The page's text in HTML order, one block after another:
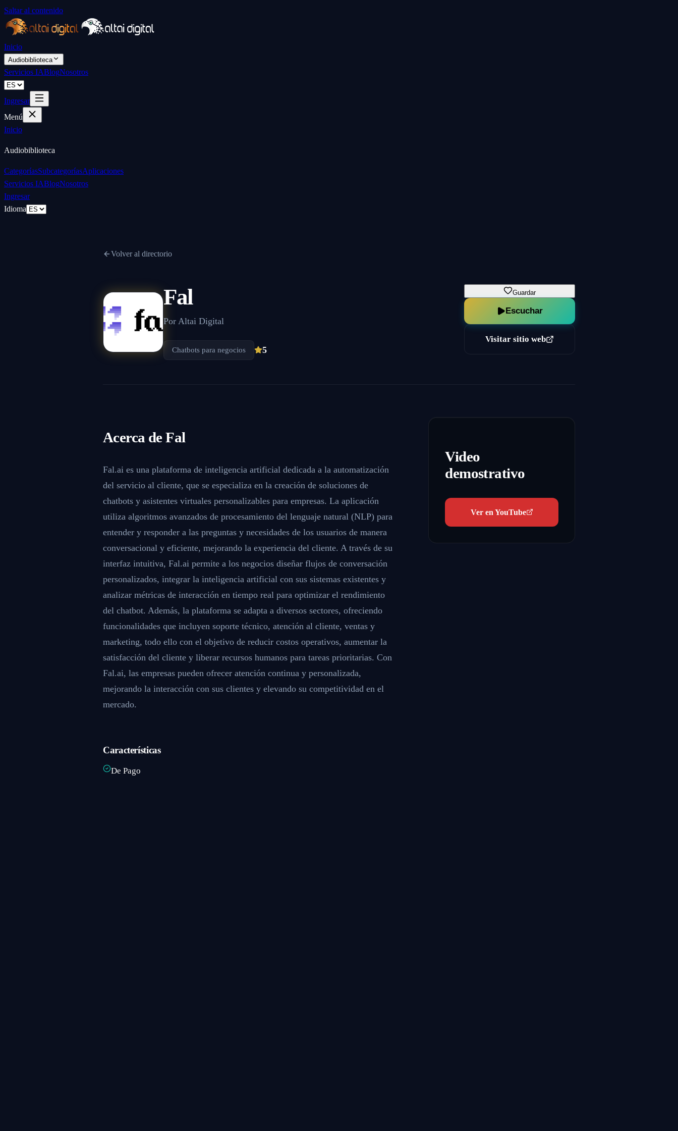
Saltar al contenido
Inicio
Audiobiblioteca
Servicios IABlogNosotros
Ingresar
Menú
Inicio
Audiobiblioteca
CategoríasSubcategoríasAplicaciones
Servicios IABlogNosotros
Ingresar
Idioma
Volver al directorio
Fal
Por Altai Digital
Chatbots para negocios 5
Guardar
Escuchar
Visitar sitio web
Acerca de Fal
Fal.ai es una plataforma de inteligencia artificial dedicada a la automatización
del servicio al cliente, que se especializa en la creación de soluciones de
chatbots y asistentes virtuales personalizables para empresas. La aplicación
utiliza algoritmos avanzados de procesamiento del lenguaje natural (NLP) para
entender y responder a las preguntas y necesidades de los usuarios de manera
conversacional y eficiente, mejorando la experiencia del cliente. A través de su
interfaz intuitiva, Fal.ai permite a los negocios diseñar flujos de conversación
personalizados, integrar la inteligencia artificial con sus sistemas existentes y
analizar métricas de interacción en tiempo real para optimizar el rendimiento
del chatbot. Además, la plataforma se adapta a diversos sectores, ofreciendo
funcionalidades que incluyen soporte técnico, atención al cliente, ventas y
marketing, todo ello con el objetivo de reducir costos operativos, aumentar la
satisfacción del cliente y liberar recursos humanos para tareas prioritarias. Con
Fal.ai, las empresas pueden ofrecer atención continua y personalizada,
mejorando la interacción con sus clientes y elevando su competitividad en el
mercado.
Características
De Pago
Video
demostrativo
Ver en YouTube